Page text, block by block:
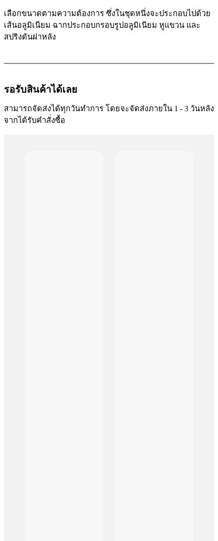
เลือกขนาดตามความต้องการ ซึ่งในชุดหนึ่งจะประกอบไปด้วย
เส้นอลูมิเนียม ฉากประกอบกรอบรูปอลูมิเนียม หูแขวน และ
สปริงดันฝาหลัง
รอรับสินค้าได้เลย
สามารถจัดส่งได้ทุกวันทำการ โดยจะจัดส่งภายใน 1 - 3 วันหลัง
จากได้รับคำสั่งซื้อ